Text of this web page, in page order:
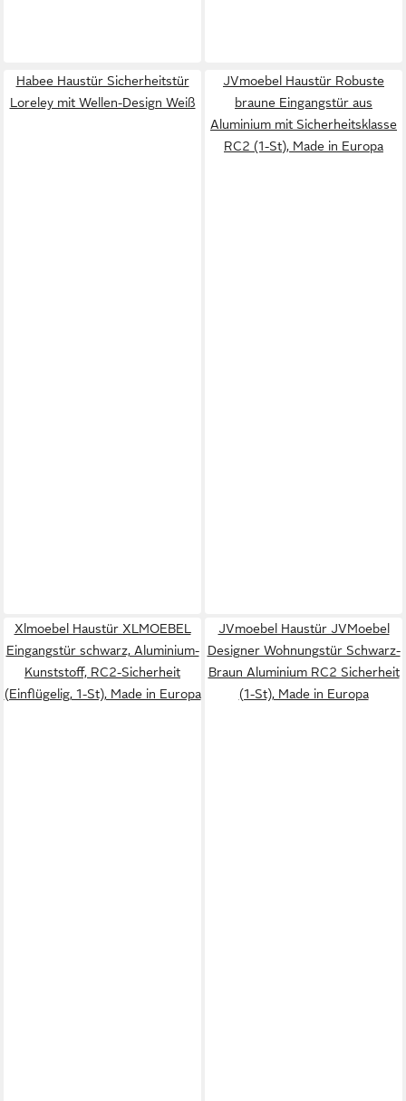
Habee Haustür Sicherheitstür
Loreley mit Wellen-Design Weiß
JVmoebel Haustür Robuste
braune Eingangstür aus
Aluminium mit Sicherheitsklasse
RC2 (1-St), Made in Europa
Xlmoebel Haustür XLMOEBEL
Eingangstür schwarz, Aluminium-
Kunststoff, RC2-Sicherheit
(Einflügelig, 1-St), Made in Europa
JVmoebel Haustür JVMoebel
Designer Wohnungstür Schwarz-
Braun Aluminium RC2 Sicherheit
(1-St), Made in Europa